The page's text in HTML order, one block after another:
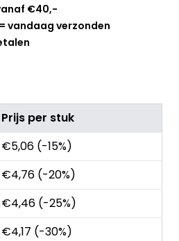
€40,-
vandaag verzonden
Prijs per stuk
€5,06 (-15%)
€4,76 (-20%)
€4,46 (-25%)
€4,17 (-30%)